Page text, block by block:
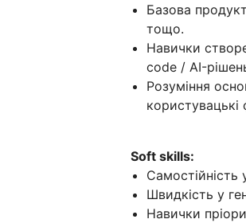
Базова
тощо.
Навички
code / AI-
Розуміння
користувацькі
Soft skills:
Самостійність
Швидкість у
Навички